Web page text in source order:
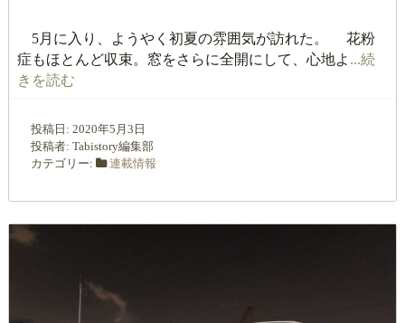
5月に入り、ようやく初夏の雰囲気が訪れた。 花粉
症もほとんど収束。窓をさらに全開にして、心地よ ...続
きを読む
投稿日: 2020年5月3日
投稿者: Tabistory編集部
カテゴリー:
連載情報